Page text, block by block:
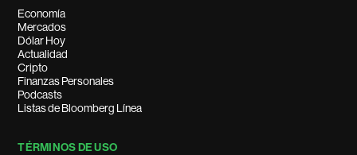
Economía
Mercados
Dólar Hoy
Actualidad
Cripto
Finanzas Personales
Podcasts
Listas de Bloomberg Línea
TÉRMINOS DE USO